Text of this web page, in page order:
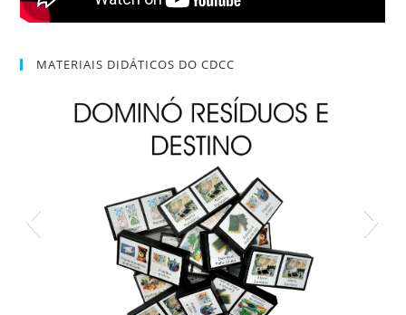
MATERIAIS DIDÁTICOS DO CDCC